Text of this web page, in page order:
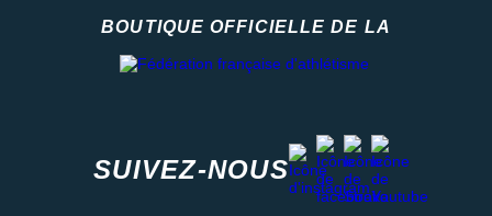
BOUTIQUE OFFICIELLE DE LA
SUIVEZ-NOUS
instagram
facebook
stravayoutube